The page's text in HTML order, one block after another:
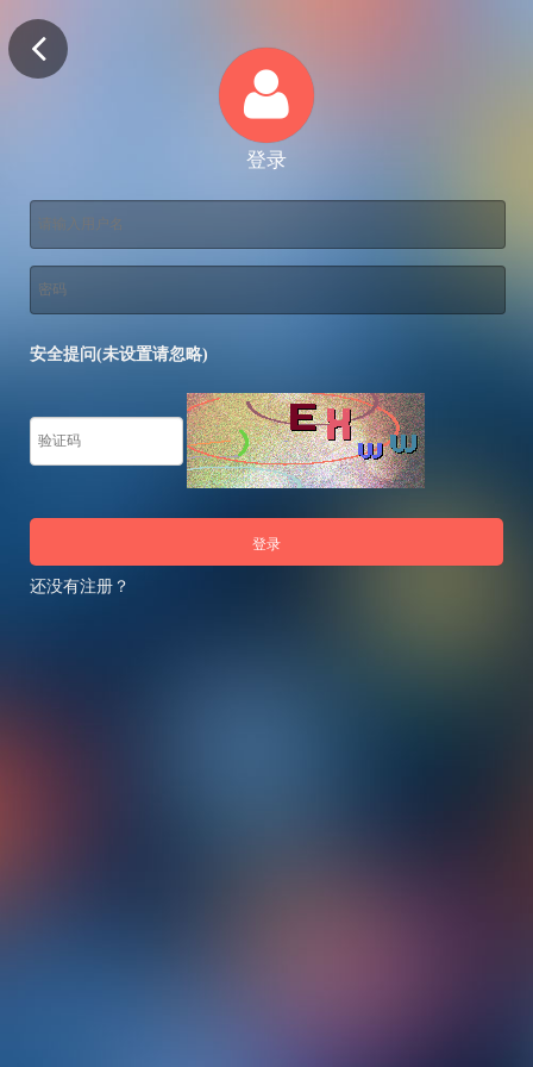
登录
安全提问(未设置请忽略)
登录
还没有注册？